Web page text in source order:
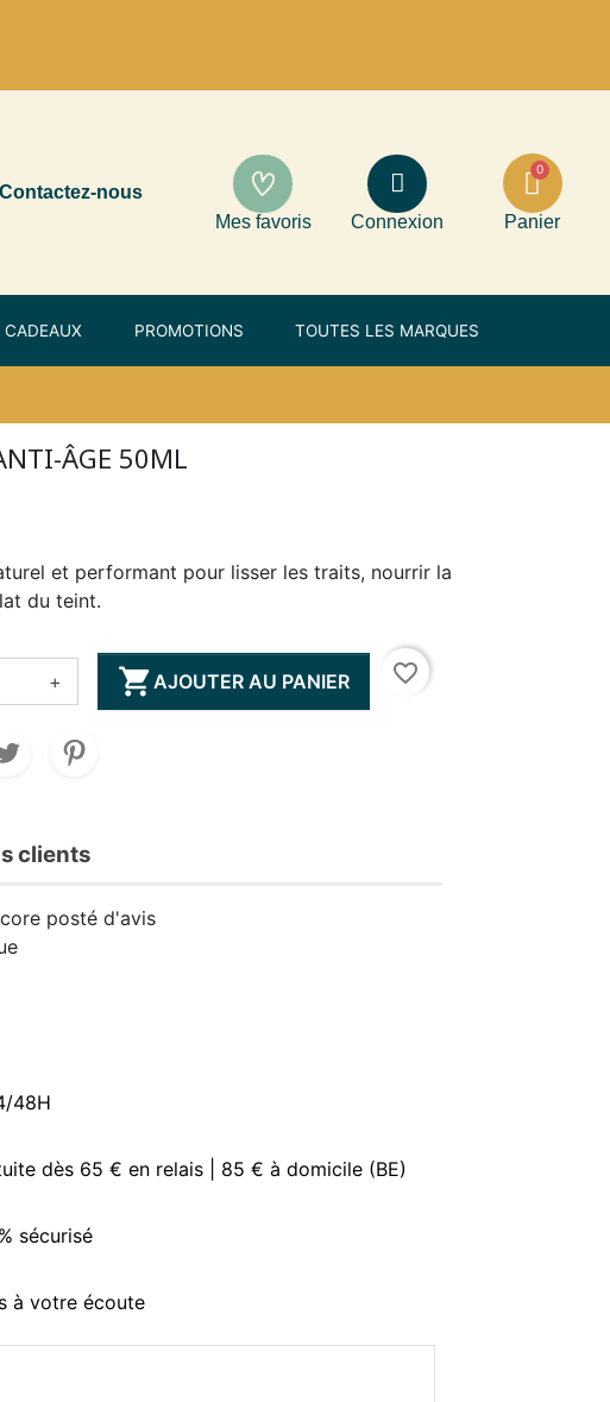
Contactez-nous
Mes favoris
Connexion Panier
CADEAUX PROMOTIONS TOUTES LES MARQUES
ÂGE 50ML
et performant pour lisser les traits, nourrir la
du teint.
+ AJOUTER AU PANIER favorite_border
clients
posté d'avis
48H
dès 65 € en relais | 85 € à domicile (BE)
sécurisé
à votre écoute